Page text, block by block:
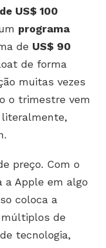
US$ 100
programa
de US$ 90
de forma
muitas vezes
o trimestre vem
literalmente,
preço. Com o
a Apple em algo
coloca a
de
tecnologia,